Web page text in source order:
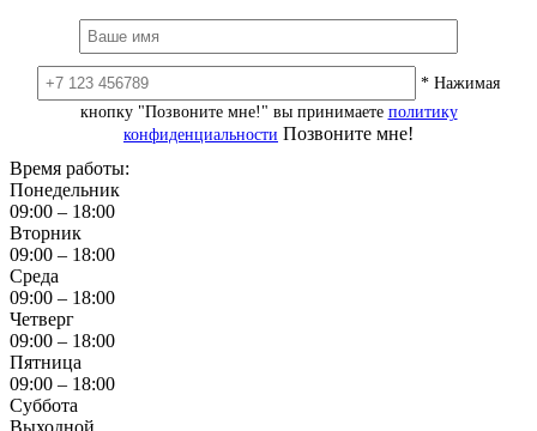
* Нажимая
кнопку "Позвоните мне!" вы принимаете политику
конфиденциальности Позвоните мне!
Время работы:
Понедельник
09:00 – 18:00
Вторник
09:00 – 18:00
Среда
09:00 – 18:00
Четверг
09:00 – 18:00
Пятница
09:00 – 18:00
Суббота
Выходной